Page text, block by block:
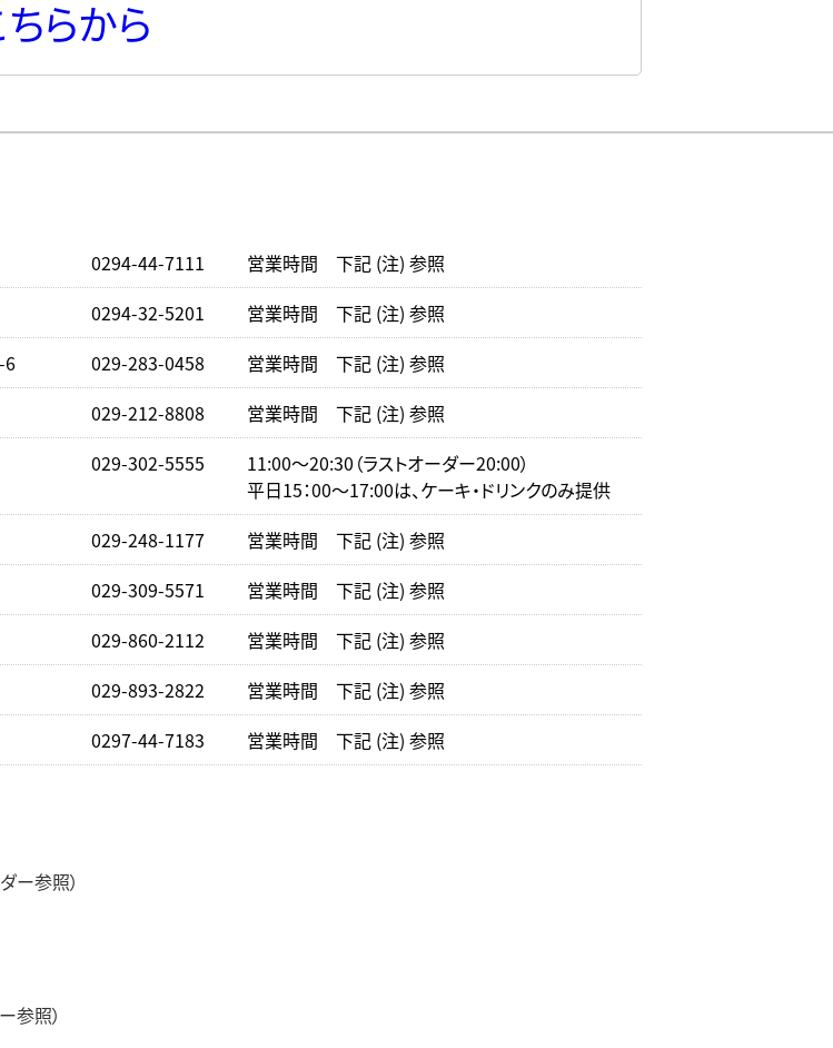
らから
0294-44-7111
営業時間 下記 (注) 参照
0294-32-5201
営業時間 下記 (注) 参照
6 029-283-0458
営業時間 下記 (注) 参照
029-212-8808
営業時間 下記 (注) 参照
029-302-5555
11:00～20:30（ラストオーダー20:00）
平日15：00～17:00は、ケーキ・ドリンクのみ提供
029-248-1177
営業時間 下記 (注) 参照
029-309-5571
営業時間 下記 (注) 参照
029-860-2112
営業時間 下記 (注) 参照
029-893-2822
営業時間 下記 (注) 参照
0297-44-7183 営業時間 下記 (注) 参照
ー参照）
参照）